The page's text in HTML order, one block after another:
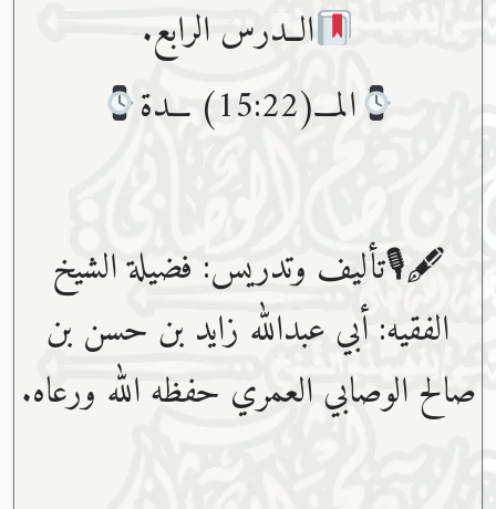
الــدرس الرابع.
المـــ(15:22) ـــدة
🖋🎙تأليف وتدريس: فضيلة الشيخ
الفقيه: أبي عبدﷲ زايد بن حسن بن
صالح الوصابي العمري حفظه ﷲ ورعاه.